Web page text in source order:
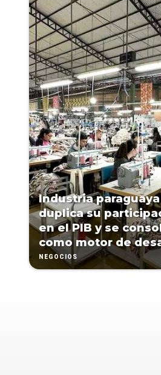
Industria paraguaya
duplica su
en el PIB y se
como motor de
NEGOCIOS